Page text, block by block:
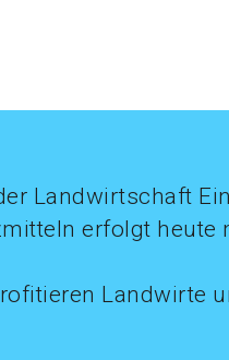
Landwirtschaft
erfolgt heute
Landwirte